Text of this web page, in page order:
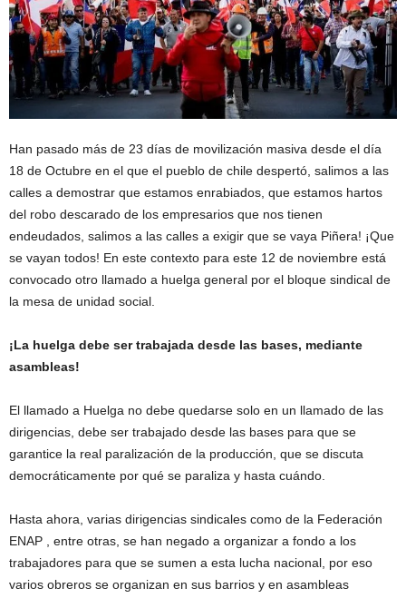
Han pasado más de 23 días de movilización masiva desde el día
18 de Octubre en el que el pueblo de chile despertó, salimos a las
calles a demostrar que estamos enrabiados, que estamos hartos
del robo descarado de los empresarios que nos tienen
endeudados, salimos a las calles a exigir que se vaya Piñera! ¡Que
se vayan todos! En este contexto para este 12 de noviembre está
convocado otro llamado a huelga general por el bloque sindical de
la mesa de unidad social.
¡La huelga debe ser trabajada desde las bases, mediante
asambleas!
El llamado a Huelga no debe quedarse solo en un llamado de las
dirigencias, debe ser trabajado desde las bases para que se
garantice la real paralización de la producción, que se discuta
democráticamente por qué se paraliza y hasta cuándo.
Hasta ahora, varias dirigencias sindicales como de la Federación
ENAP , entre otras, se han negado a organizar a fondo a los
trabajadores para que se sumen a esta lucha nacional, por eso
varios obreros se organizan en sus barrios y en asambleas